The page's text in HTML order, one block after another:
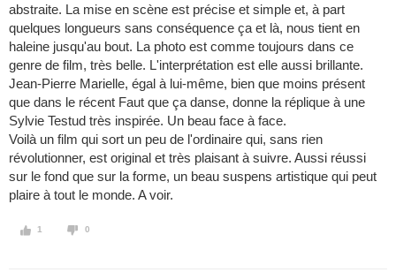
abstraite. La mise en scène est précise et simple et, à part
quelques longueurs sans conséquence ça et là, nous tient en
haleine jusqu'au bout. La photo est comme toujours dans ce
genre de film, très belle. L'interprétation est elle aussi brillante.
Jean-Pierre Marielle, égal à lui-même, bien que moins présent
que dans le récent Faut que ça danse, donne la réplique à une
Sylvie Testud très inspirée. Un beau face à face.
Voilà un film qui sort un peu de l'ordinaire qui, sans rien
révolutionner, est original et très plaisant à suivre. Aussi réussi
sur le fond que sur la forme, un beau suspens artistique qui peut
plaire à tout le monde. A voir.
1 0